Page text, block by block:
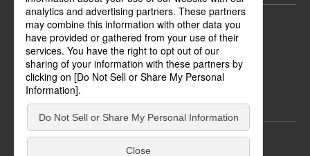
セキュリティブログ
ウェブサイトご利用上の注意
プライバシーポリシー
情報セキュリティポリシー
© INTELLIGENT WAVE INC.